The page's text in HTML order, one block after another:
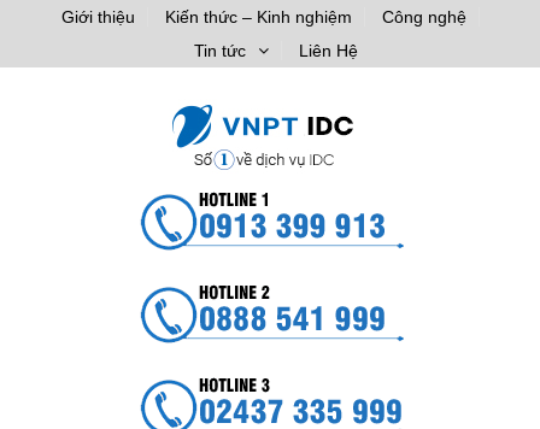
Giới thiệu Kiến thức – Kinh nghiệm
Công nghệ
Tin tức
Liên Hệ